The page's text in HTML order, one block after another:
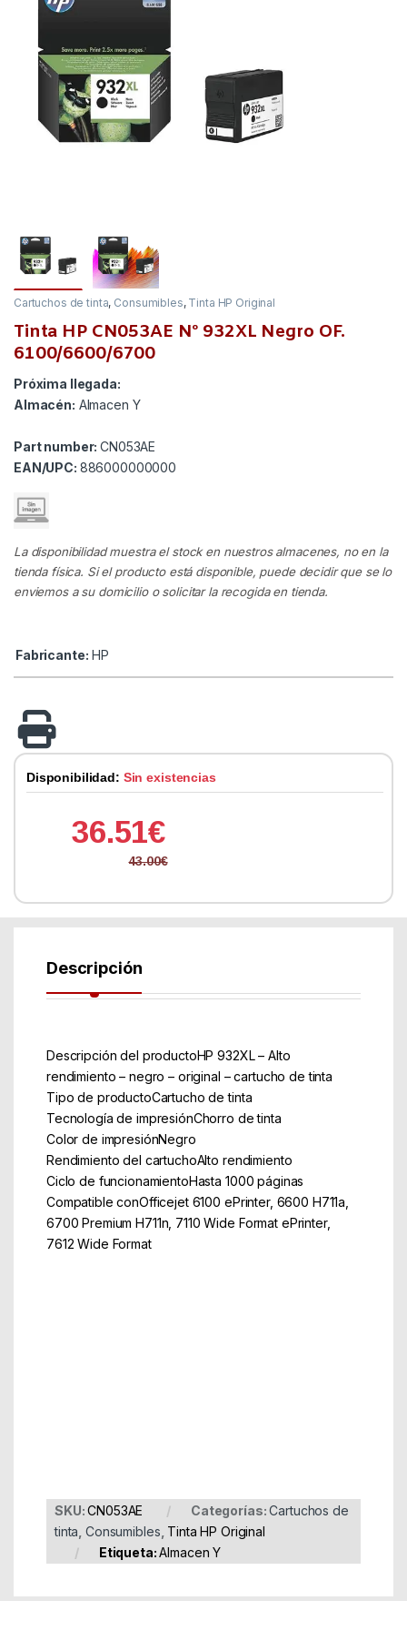
Cartuchos de tinta, Consumibles, Tinta HP Original
Tinta HP CN053AE Nº 932XL Negro OF.
6100/6600/6700
Próxima llegada:
Almacén: Almacen Y
Part number:CN053AE
EAN/UPC: 886000000000
La disponibilidad muestra el stock en nuestros almacenes, no en la
tienda física. Si el producto está disponible, puede decidir que se lo
enviemos a su domicilio o solicitar la recogida en tienda.
Fabricante: HP
Disponibilidad: Sin existencias
36.51€
43.00€
Descripción
Descripción del productoHP 932XL – Alto
rendimiento – negro – original – cartucho de tinta
Tipo de productoCartucho de tinta
Tecnología de impresiónChorro de tinta
Color de impresiónNegro
Rendimiento del cartuchoAlto rendimiento
Ciclo de funcionamientoHasta 1000 páginas
Compatible conOfficejet 6100 ePrinter, 6600 H711a,
6700 Premium H711n, 7110 Wide Format ePrinter,
7612 Wide Format
SKU:CN053AE Categorías:Cartuchos de
tinta ,Consumibles Tinta HP Original
Etiqueta:Almacen Y